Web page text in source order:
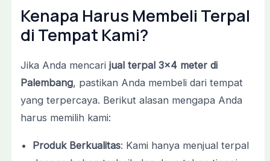
Kenapa Harus Membeli Terpal
di Tempat Kami?
Jika Anda mencari jual terpal 3×4 meter di
Palembang, pastikan Anda membeli dari tempat
yang terpercaya. Berikut alasan mengapa Anda
harus memilih kami:
Produk Berkualitas: Kami hanya menjual terpal